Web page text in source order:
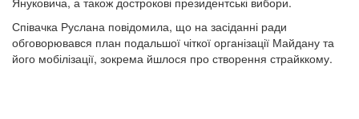
Співачка Руслана повідомила, що на засіданні ради
обговорювався план подальшої чіткої організації Майдану та
його мобілізації, зокрема йшлося про створення страйккому.